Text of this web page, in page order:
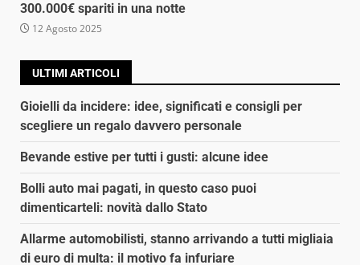
300.000€ spariti in una notte
12 Agosto 2025
ULTIMI ARTICOLI
Gioielli da incidere: idee, significati e consigli per
scegliere un regalo davvero personale
Bevande estive per tutti i gusti: alcune idee
Bolli auto mai pagati, in questo caso puoi
dimenticarteli: novità dallo Stato
Allarme automobilisti, stanno arrivando a tutti migliaia
di euro di multa: il motivo fa infuriare